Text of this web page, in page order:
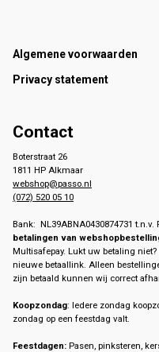
Footer
Algemene voorwaarden
Privacy statement
Contact
Boterstraat 26
1811 HP Alkmaar
webshop@passo.nl
(072) 520 05 10
Bank: NL39ABNA0430874731 t.n.v.
betalingen van
Multisafepay. Lukt uw betaling
nieuwe betaallink. Alleen
zijn betaald kunnen wij correct
Koopzondag: Iedere zondag
zondag op een feestdag valt.
Feestdagen: Pasen, pinksteren,